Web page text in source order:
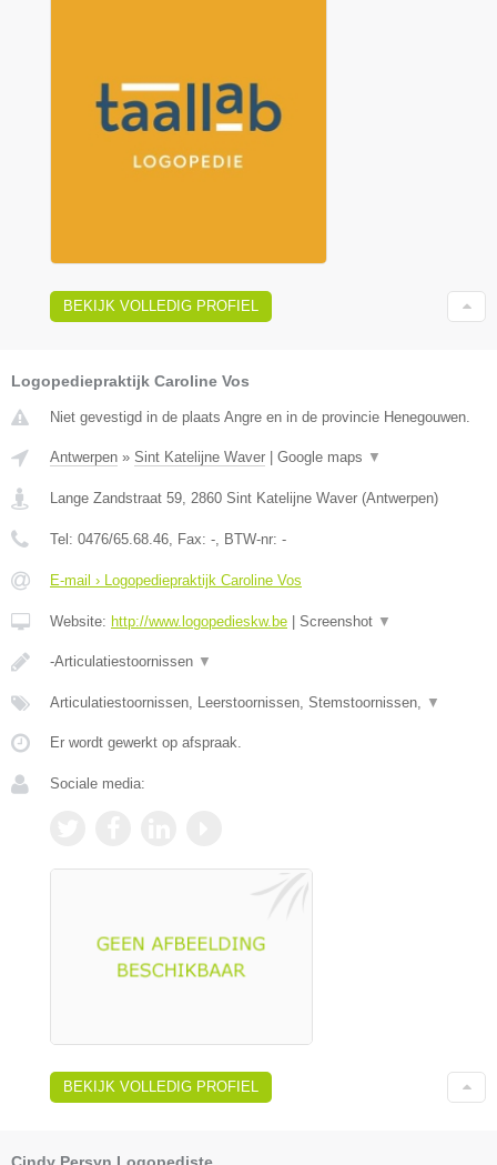
BEKIJK VOLLEDIG PROFIEL
Logopediepraktijk Caroline Vos
Niet gevestigd in de plaats Angre en in de provincie Henegouwen.
Antwerpen » Sint Katelijne Waver Google maps ▼
Lange Zandstraat 59, 2860 Sint Katelijne Waver (Antwerpen)
Tel: 0476/65.68.46, Fax: -, BTW-nr: -
E-mail › Logopediepraktijk Caroline Vos
Website: http://www.logopedieskw.be Screenshot ▼
-Articulatiestoornissen ▼
Articulatiestoornissen, Leerstoornissen, Stemstoornissen, ▼
Er wordt gewerkt op afspraak.
Sociale media:
BEKIJK VOLLEDIG PROFIEL
Cindy Persyn Logopediste